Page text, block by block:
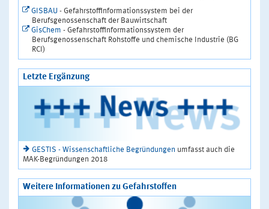
GISBAU - Gefahrstoffinformationssystem bei der
Berufsgenossenschaft der Bauwirtschaft
GisChem - Gefahrstoffinformationssystem der
Berufsgenossenschaft Rohstoffe und chemische Industrie (BG
RCI)
Letzte Ergänzung
GESTIS - Wissenschaftliche Begründungen umfasst auch die
MAK-Begründungen 2018
Weitere Informationen zu Gefahrstoffen